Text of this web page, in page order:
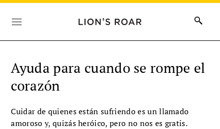
Ayuda para cuando se rompe el
corazón
Cuidar de quienes están sufriendo es un llamado
amoroso y, quizás heróico, pero no nos es gratis.